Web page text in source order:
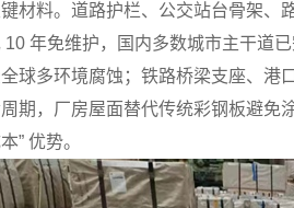
材料。​道路护栏、公交站台骨架、
10 年免维护，国内多数城市主干道
球多环境腐蚀；铁路桥梁支座、港
期，厂房屋面替代传统彩钢板避免
” 优势。​